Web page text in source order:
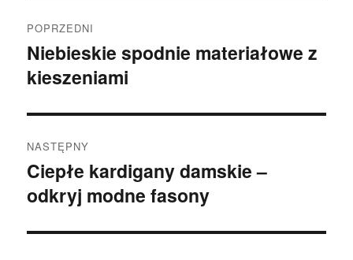
wpisu
POPRZEDNI
Poprzedni
wpis:
Niebieskie spodnie materiałowe z
kieszeniami
NASTĘPNY
Następny
wpis:
Ciepłe kardigany damskie –
odkryj modne fasony